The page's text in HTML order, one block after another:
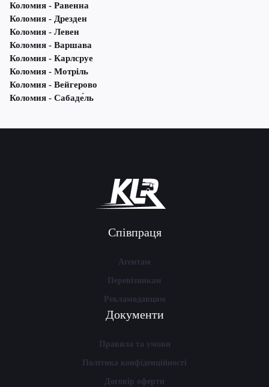
Коломия - Равенна
Коломия - Дрезден
Коломия - Левен
Коломия - Варшава
Коломия - Карлсруе
Коломия - Мотріль
Коломия - Вейгерово
Коломия - Сабаде́ль
Співпраця
Агентам
Перевізникам
Рекламодавцям
Документи
Правила та умови
Політика конфіденційності
Договір оферти